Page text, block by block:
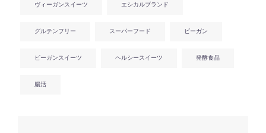
ヴィーガンスイーツ エシカルブランド
グルテンフリー スーパーフード ビーガン
ビーガンスイーツ ヘルシースイーツ 発酵食品
腸活